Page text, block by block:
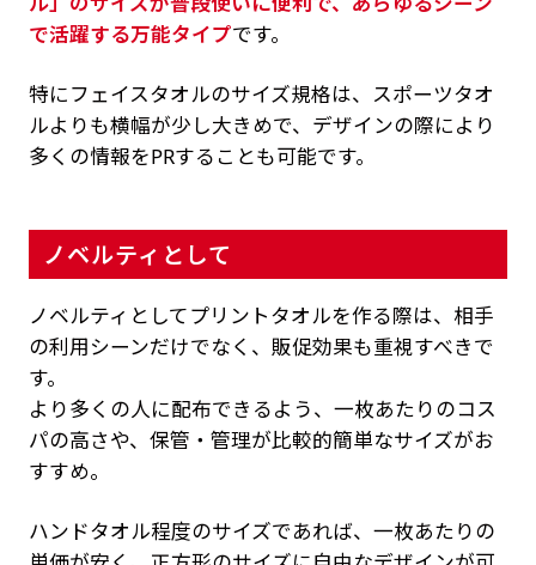
で活躍する万能タイプです。
特にフェイスタオルのサイズ規格は、スポーツタオ
ルよりも横幅が少し大きめで、デザインの際により
多くの情報をPRすることも可能です。
ノベルティとして
ノベルティとしてプリントタオルを作る際は、相手
の利用シーンだけでなく、販促効果も重視すべきで
す。
より多くの人に配布できるよう、一枚あたりのコス
パの高さや、保管・管理が比較的簡単なサイズがお
すすめ。
ハンドタオル程度のサイズであれば、一枚あたりの